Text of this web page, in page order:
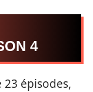
4
épisodes,